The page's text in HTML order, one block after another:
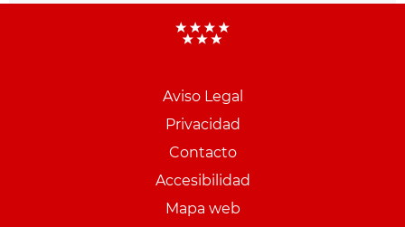
Aviso Legal
Privacidad
Contacto
Accesibilidad
Mapa web